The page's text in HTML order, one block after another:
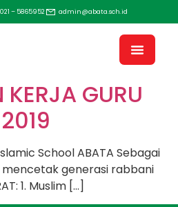
021 – 5865952 admin@abata.sch.id
GURU
School ABATA Sebagai
mencetak generasi rabbani
1. Muslim […]